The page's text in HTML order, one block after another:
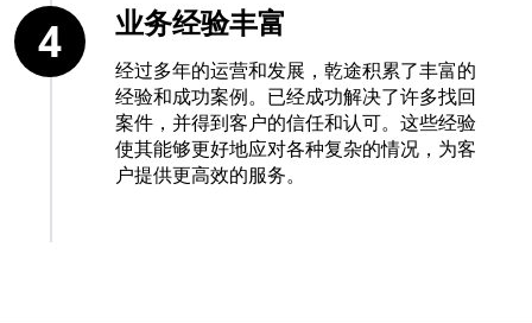
业务经验丰富
经过多年的运营和发展，乾途积累了丰富的
经验和成功案例。已经成功解决了许多找回
案件，并得到客户的信任和认可。这些经验
使其能够更好地应对各种复杂的情况，为客
户提供更高效的服务。
4